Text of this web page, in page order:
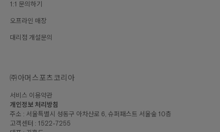
1:1 문의하기
오프라인 매장
대리점 개설문의
㈜아머스포츠코리아
서비스 이용약관
개인정보 처리방침
주소 : 서울특별시 성동구 아차산로 6, 슈퍼패스트 서울숲 10층
고객센터 : 1522-7255